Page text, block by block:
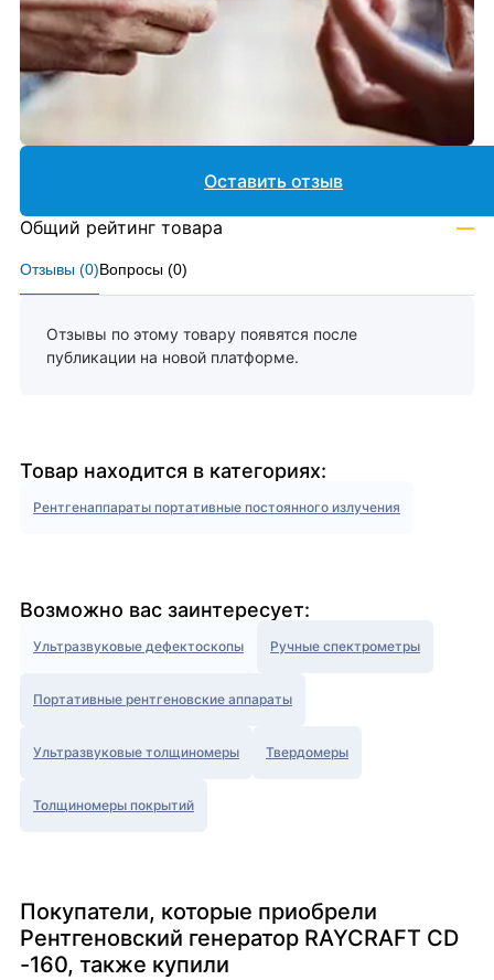
Отзывы (0)Вопросы (0)
Отзывы по этому товару появятся после
публикации на новой платформе.
Оставить отзыв
Общий рейтинг товара —
Товар находится в категориях:
Рентгенаппараты портативные постоянного излучения
Возможно вас заинтересует:
Ультразвуковые дефектоскопы Ручные спектрометры
Портативные рентгеновские аппараты
Ультразвуковые толщиномеры Твердомеры
Толщиномеры покрытий
Покупатели, которые приобрели
Рентгеновский генератор RAYCRAFT CD
-160, также купили